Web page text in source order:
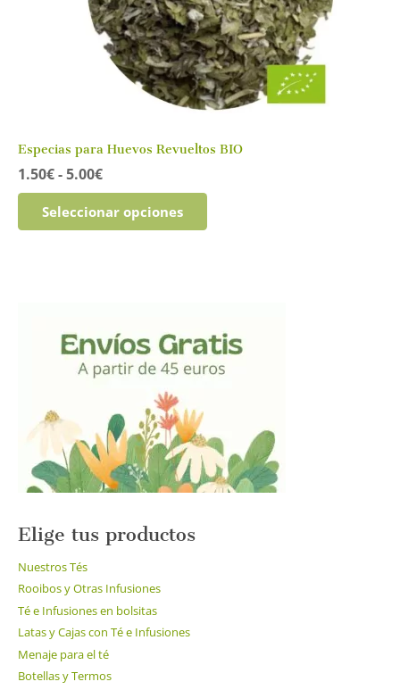
Especias para Huevos Revueltos BIO
1.50€ - 5.00€Rango
de
precios:
desde
Seleccionar opciones
se
pueden
elegir
página
de
producto
Elige tus productos
Nuestros Tés
Rooibos y Otras Infusiones
Té e Infusiones en bolsitas
Latas y Cajas con Té e Infusiones
Menaje para el té
Botellas y Termos